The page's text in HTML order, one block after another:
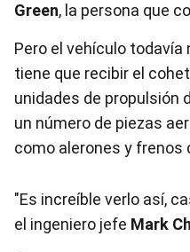
Green, la persona que
Pero el vehículo
tiene que recibir el
unidades de propulsión
un número de piezas
como alerones y frenos
"Es increíble verlo así,
el ingeniero jefe Mark